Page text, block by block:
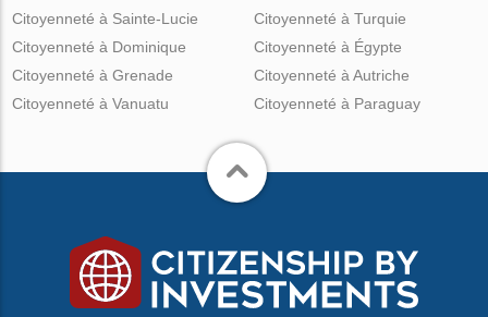
Citoyenneté à Sainte-Lucie
Citoyenneté à Dominique
Citoyenneté à Grenade
Citoyenneté à Vanuatu
Citoyenneté à Turquie
Citoyenneté à Égypte
Citoyenneté à Autriche
Citoyenneté à Paraguay